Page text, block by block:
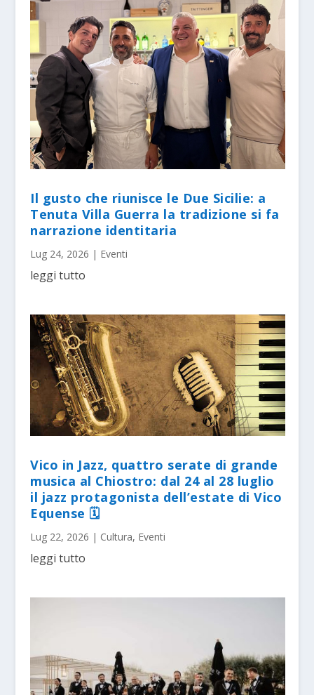
Il gusto che riunisce le Due Sicilie: a
Tenuta Villa Guerra la tradizione si fa
narrazione identitaria
Lug 24, 2026 | Eventi
leggi tutto
Vico in Jazz, quattro serate di grande
musica al Chiostro: dal 24 al 28 luglio
il jazz protagonista dell’estate di Vico
Equense 🗓
Lug 22, 2026 | Cultura, Eventi
leggi tutto